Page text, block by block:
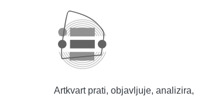
Artkvart prati, objavljuje, analizira,